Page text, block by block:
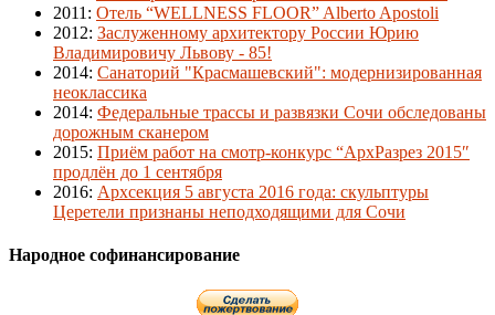
2011 : Отель “WELLNESS FLOOR” Alberto Apostoli
2012: Заслуженному архитектору России Юрию
Владимировичу Львову - 85!
2014: Санаторий "Красмашевский": модернизированная
неоклассика
2014: Федеральные трассы и развязки Сочи обследованы
дорожным сканером
2015: Приём работ на смотр-конкурс “АрхРазрез 2015″
продлён до 1 сентября
2016: Архсекция 5 августа 2016 года: скульптуры
Церетели признаны неподходящими для Сочи
Народное софинансирование